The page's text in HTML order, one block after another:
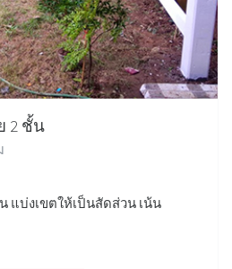
2 ชั้น
แบ่งเขตให้เป็นสัดส่วน เน้น